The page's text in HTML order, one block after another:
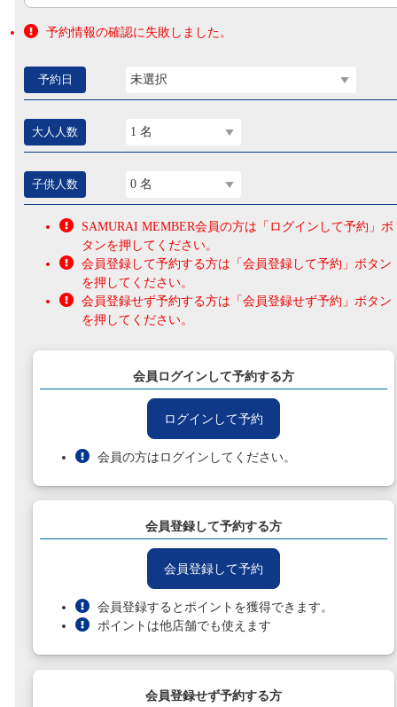
予約情報の確認に失敗しました。
予約日 未選択
大人人数 1 名
子供人数 0 名
SAMURAI MEMBER会員の方は「ログインして予約」ボ
タンを押してください。
会員登録して予約する方は「会員登録して予約」ボタン
を押してください。
会員登録せず予約する方は「会員登録せず予約」ボタン
を押してください。
会員ログインして予約する方
ログインして予約
会員の方はログインしてください。
会員登録して予約する方
会員登録して予約
会員登録するとポイントを獲得できます。
ポイントは他店舗でも使えます
会員登録せず予約する方